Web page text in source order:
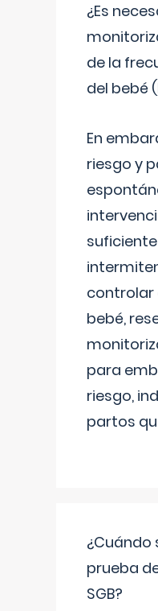
¿Es
de la
del bebé
En
riesgo y
controlar
bebé,
para
riesgo,
partos
¿Cuándo
prueba
SGB?